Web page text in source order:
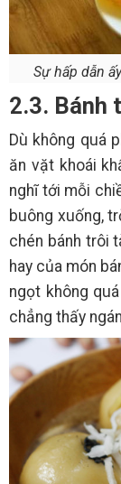
Sự hấp dẫn
2.3. Bánh
Dù không quá
ăn vặt khoái
nghĩ tới mỗi
buông xuống,
chén bánh trôi
hay của món
ngọt không
chẳng thấy